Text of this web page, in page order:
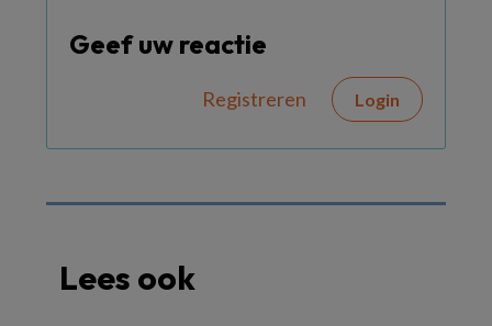
Geef uw reactie
Registreren Login
Lees ook